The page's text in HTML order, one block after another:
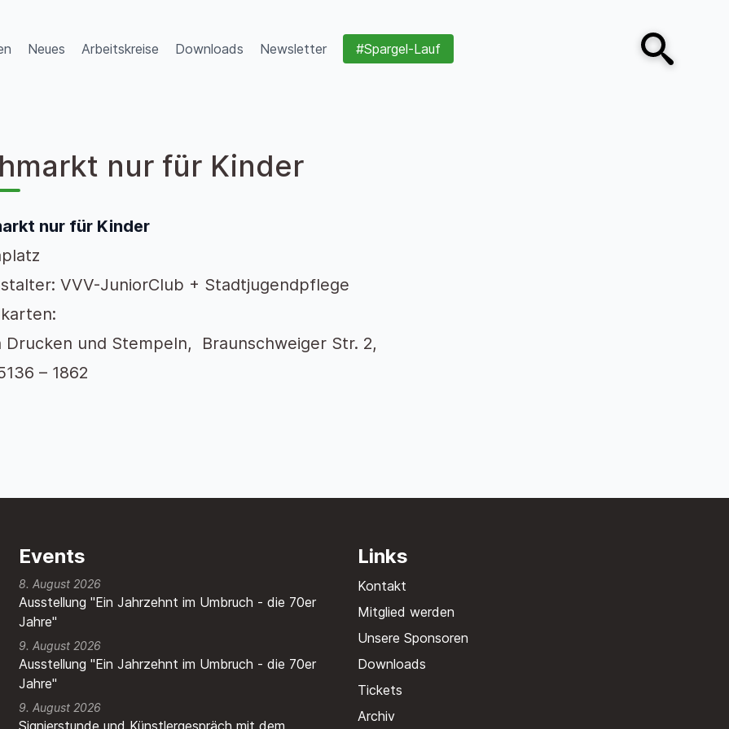
Neues Arbeitskreise Downloads Newsletter #Spargel-Lauf
Open search
nur für Kinder
nur für Kinder
VVV-JuniorClub + Stadtjugendpflege
Drucken und Stempeln, Braunschweiger Str. 2,
– 1862
Events
8. August 2026
Ausstellung "Ein Jahrzehnt im Umbruch - die 70er
Jahre"
9. August 2026
Ausstellung "Ein Jahrzehnt im Umbruch - die 70er
Jahre"
9. August 2026
Signierstunde und Künstlergespräch mit dem
Links
Kontakt
Mitglied werden
Unsere Sponsoren
Downloads
Tickets
Archiv